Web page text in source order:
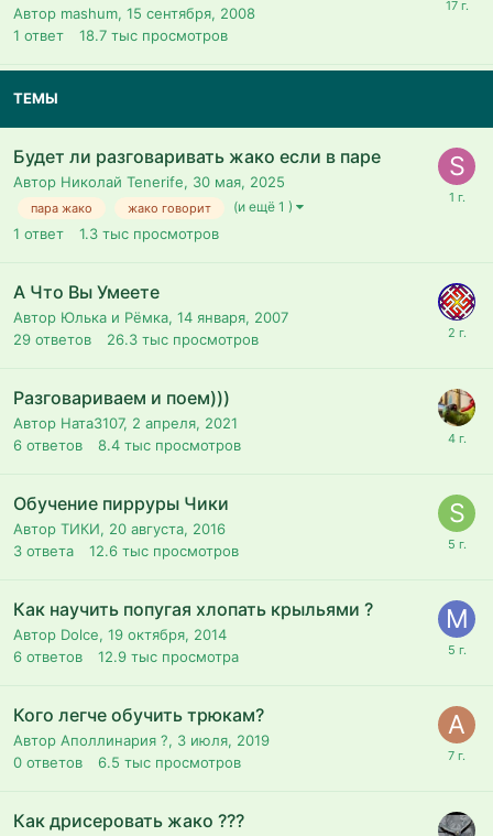
Автор mashum, 15 сентября, 2008
1 ответ 18.7 тыс просмотров
ТЕМЫ
Будет ли разговаривать жако если в паре
Автор Николай Tenerife, 30 мая, 2025
пара жако жако говорит (и ещё 1 )
1 ответ 1.3 тыс просмотров
А Что Вы Умеете
Автор Юлька и Рёмка, 14 января, 2007
29 ответов 26.3 тыс просмотров
Разговариваем и поем)))
Автор Ната3107, 2 апреля, 2021
6 ответов 8.4 тыс просмотров
Обучение пирруры Чики
Автор ТИКИ, 20 августа, 2016
3 ответа 12.6 тыс просмотров
Как научить попугая хлопать крыльями ?
Автор Dolce, 19 октября, 2014
6 ответов 12.9 тыс просмотра
Кого легче обучить трюкам?
Автор Аполлинария ?, 3 июля, 2019
0 ответов 6.5 тыс просмотров
Как дрисеровать жако ???